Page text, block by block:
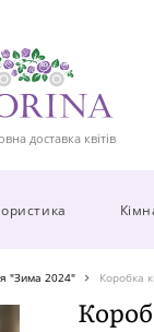
доставка квітів
"Зима 2024" Коробка